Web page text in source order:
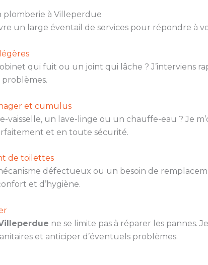
plomberie à Villeperdue
un large éventail de services pour répondre à
qui fuit ou un joint qui lâche ? J’interviens
problèmes.
et cumulus
vaisselle, un lave-linge ou un chauffe-eau ? Je
et en toute sécurité.
de toilettes
défectueux ou un besoin de
et d’hygiène.
ne se limite pas à réparer les pannes.
et anticiper d’éventuels problèmes.